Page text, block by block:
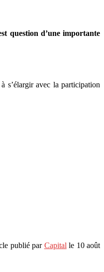
question d’une importante
s’élargir avec la participation
publié par Capital le 10 août